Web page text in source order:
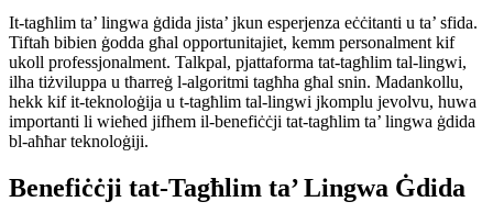
It-tagħlim ta’ lingwa ġdida jista’ jkun esperjenza eċċitanti u ta’ sfida.
Tiftaħ bibien ġodda għal opportunitajiet, kemm personalment kif
ukoll professjonalment. Talkpal, pjattaforma tat-tagħlim tal-lingwi,
ilha tiżviluppa u tħarreġ l-algoritmi tagħha għal snin. Madankollu,
hekk kif it-teknoloġija u t-tagħlim tal-lingwi jkomplu jevolvu, huwa
importanti li wieħed jifhem il-benefiċċji tat-tagħlim ta’ lingwa ġdida
bl-aħħar teknoloġiji.
Benefiċċji tat-Tagħlim ta’ Lingwa Ġdida